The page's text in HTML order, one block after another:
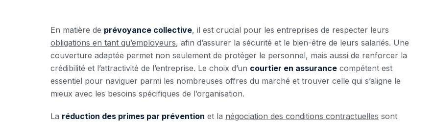
En matière de prévoyance collective, il est crucial pour les entreprises de respecter leurs
obligations en tant qu’employeurs, afin d’assurer la sécurité et le bien-être de leurs salariés. Une
couverture adaptée permet non seulement de protéger le personnel, mais aussi de renforcer la
crédibilité et l’attractivité de l’entreprise. Le choix d’un courtier en assurance compétent est
essentiel pour naviguer parmi les nombreuses offres du marché et trouver celle qui s’aligne le
mieux avec les besoins spécifiques de l’organisation.
La réduction des primes par prévention et la négociation des conditions contractuelles sont